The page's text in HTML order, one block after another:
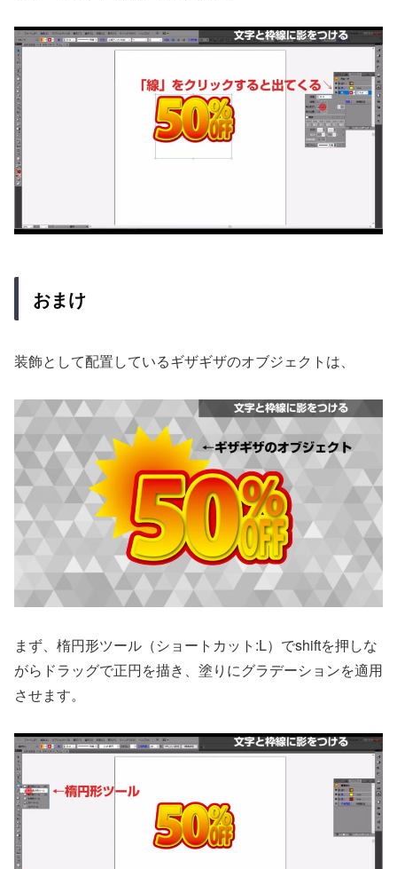
おまけ
装飾として配置しているギザギザのオブジェクトは、
まず、楕円形ツール（ショートカット:L）でshiftを押しな
がらドラッグで正円を描き、塗りにグラデーションを適用
させます。